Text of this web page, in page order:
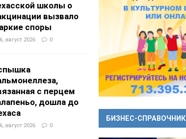
школы о
вызвало
споры
6, август 2026 0
с перцем
дошла до
6, август 2026 0
БИЗНЕС-СПРАВОЧНИК